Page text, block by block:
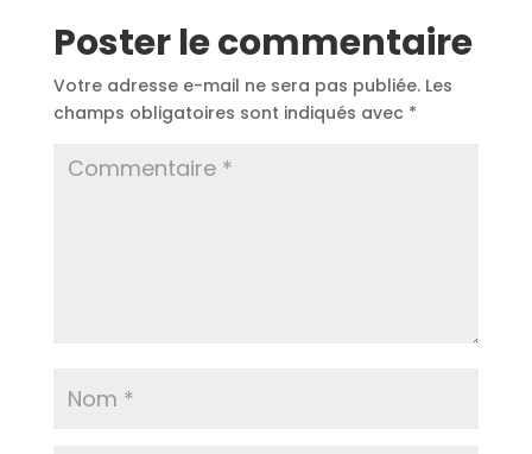
Poster le commentaire
Votre adresse e-mail ne sera pas publiée. Les
champs obligatoires sont indiqués avec *